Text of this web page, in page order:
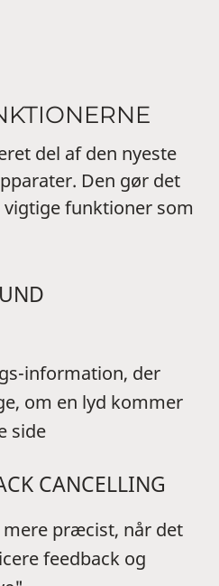
del af den nyeste
Den gør det
funktioner som
information, der
om en lyd kommer
side
CANCELLING
præcist, når det
feedback og